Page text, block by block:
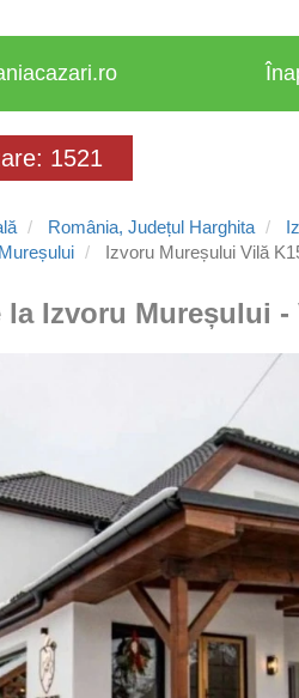
1521
România, Județul Harghita
Izvoru Mureșului Vilă
la Izvoru Mureșului